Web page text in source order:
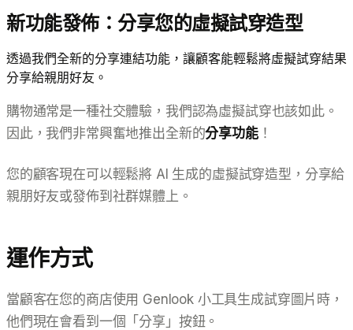
新功能發佈：分享您的虛擬試穿造型
透過我們全新的分享連結功能，讓顧客能輕鬆將虛擬試穿結果
分享給親朋好友。
購物通常是一種社交體驗，我們認為虛擬試穿也該如此。
因此，我們非常興奮地推出全新的分享功能！
您的顧客現在可以輕鬆將 AI 生成的虛擬試穿造型，分享給
親朋好友或發佈到社群媒體上。
運作方式
當顧客在您的商店使用 Genlook 小工具生成試穿圖片時，
他們現在會看到一個「分享」按鈕。